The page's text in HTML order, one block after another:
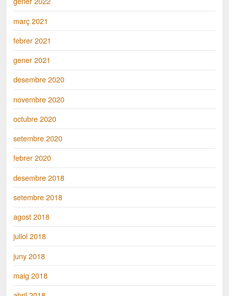
març 2021
febrer 2021
gener 2021
desembre 2020
novembre 2020
octubre 2020
setembre 2020
febrer 2020
desembre 2018
setembre 2018
agost 2018
juliol 2018
juny 2018
maig 2018